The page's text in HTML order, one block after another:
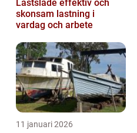
Lastsläde effektiv och
skonsam lastning i
vardag och arbete
11 januari 2026